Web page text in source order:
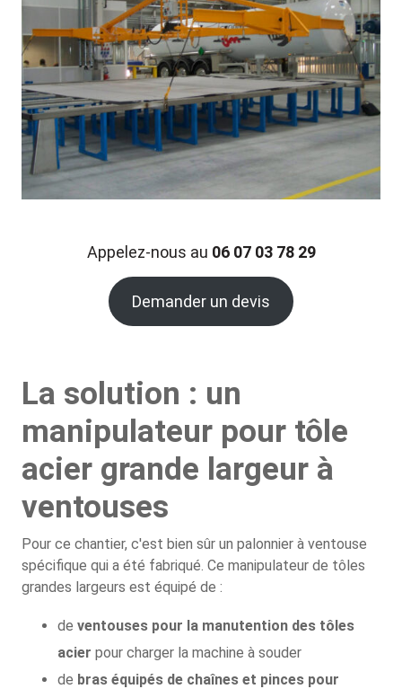
Appelez-nous au 06 07 03 78 29
Demander un devis
La solution : un
manipulateur pour tôle
acier grande largeur à
ventouses
Pour ce chantier, c'est bien sûr un palonnier à ventouse
spécifique qui a été fabriqué. Ce manipulateur de tôles
grandes largeurs est équipé de :
de ventouses pour la manutention des tôles
acier pour charger la machine à souder
de bras équipés de chaînes et pinces pour